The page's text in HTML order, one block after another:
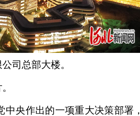
司总部大楼。
央作出的一项重大决策部署